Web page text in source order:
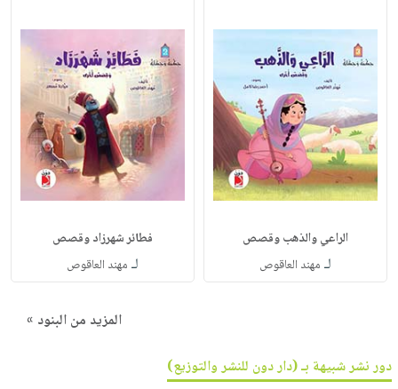
الراعي والذهب وقصص
لـ مهند العاقوص
فطائر شهرزاد وقصص
لـ مهند العاقوص
المزيد من البنود »
دور نشر شبيهة بـ (دار دون للنشر والتوزيع)